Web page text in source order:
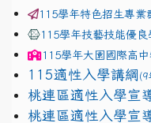
115學年特色招生專業
115學年技藝技能優
115學年大園國際高中
115適性入學講綱 (9
link to https://
桃連區適性入學宣
link to https://
桃連區適性入學宣